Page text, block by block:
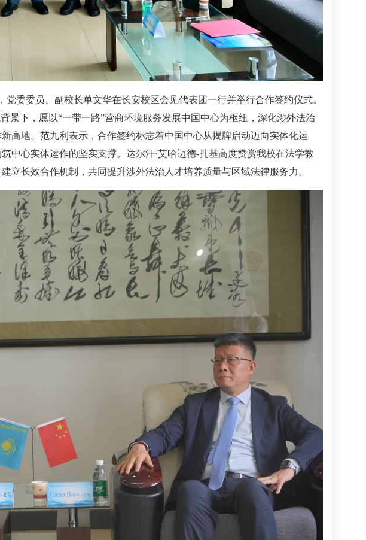
委委员、副校长单文华在长安校区会见代表团一行并举行合作签约仪式。
景下，愿以“一带一路”营商环境服务发展中国中心为枢纽，深化涉外法治
高地。范九利表示，合作签约标志着中国中心从揭牌启动迈向实体化运
中心实体运作的坚实支撑。达尔汗·艾哈迈德-扎基高度赞赏我校在法学教
立长效合作机制，共同提升涉外法治人才培养质量与区域法律服务力。